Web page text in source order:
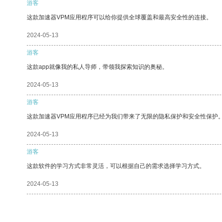
游客
这款加速器VPM应用程序可以给你提供全球覆盖和最高安全性的连接。
2024-05-13
游客
这款app就像我的私人导师，带领我探索知识的奥秘。
2024-05-13
游客
这款加速器VPM应用程序已经为我们带来了无限的隐私保护和安全性保护
2024-05-13
游客
这款软件的学习方式非常灵活，可以根据自己的需求选择学习方式。
2024-05-13